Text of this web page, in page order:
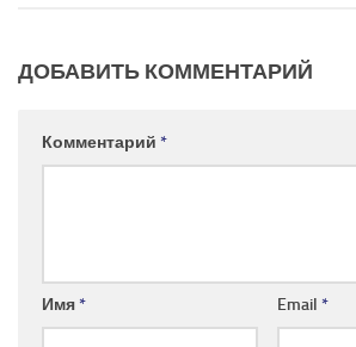
ДОБАВИТЬ КОММЕНТАРИЙ
Комментарий *
Имя* Email *